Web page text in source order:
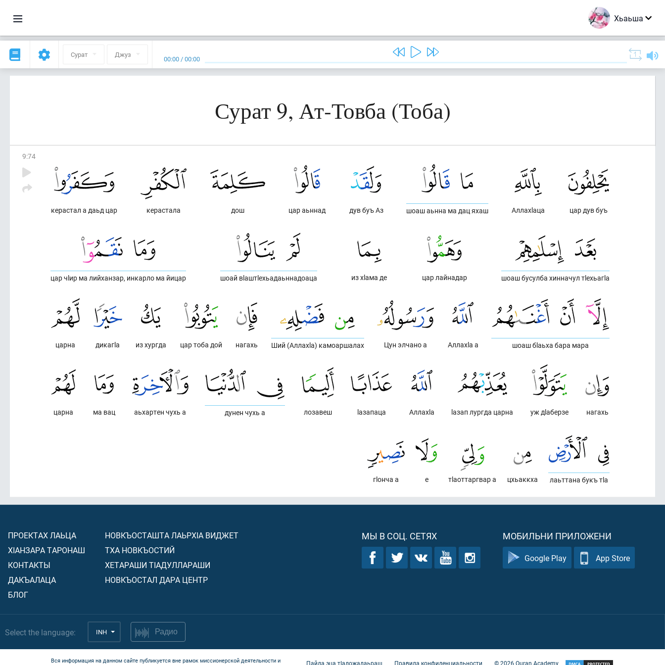
Хьаьша
Сурат Джуз 00:00 /00:00
Сурат 9, Ат-Товба (Тоба)
9:74
цар дув буъ
Аллахlаца
шоаш аьнна ма дац яхаш
дув буъ Аз
цар аьннад
дош
керастала
керастал а даьд цар
шоаш бусулба хинначул тlехьагlа
цар лайнадар
из хlама де
шоай вlаштlехьадаьннадоаца
цар чlир ма лийханзар, инкарло ма йицар
шоаш бlаьха бара мара
Аллахlа а
Цун элчано а
Ший (Аллахlа) камоаршалах
нагахь
цар тоба дой
из хургда
дикагlа
царна
нагахь
уж дlаберзе
lазап лургда царна
Аллахlа
lазапаца
лозавеш
дунен чухь а
аьхартен чухь а
ма вац
царна
лаьттана букъ тlа
цхьаккха
тlаоттаргвар а
е
гlонча а
ПРОЕКТАХ ЛАЬЦА
ХIАНЗАРА ТАРОНАШ
КОНТАКТЫ
ДАКЪАЛАЦА
БЛОГ
НОВКЪОСТАШТА ЛАЬРХIА ВИДЖЕТ
ТХА НОВКЪОСТИЙ
ХЕТАРАШИ ТIАДУЛЛАРАШИ
НОВКЪОСТАЛ ДАРА ЦЕНТР
МЫ В СОЦ. СЕТЯХ МОБИЛЬНИ ПРИЛОЖЕНИ
Google Play App Store
Select the language: INH Радио
Вся информация на данном сайте публикуется вне рамок миссионерской деятельности и
Пайда эца тIадожадаьраш Правила конфиденциальности ©2026Quran Academy